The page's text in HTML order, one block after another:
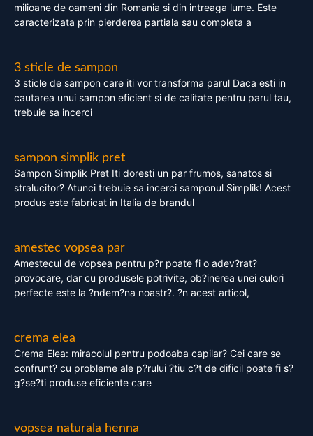
milioane de oameni din Romania si din intreaga lume. Este
caracterizata prin pierderea partiala sau completa a
3 sticle de sampon
3 sticle de sampon care iti vor transforma parul Daca esti in
cautarea unui sampon eficient si de calitate pentru parul tau,
trebuie sa incerci
sampon simplik pret
Sampon Simplik Pret Iti doresti un par frumos, sanatos si
stralucitor? Atunci trebuie sa incerci samponul Simplik! Acest
produs este fabricat in Italia de brandul
amestec vopsea par
Amestecul de vopsea pentru p?r poate fi o adev?rat?
provocare, dar cu produsele potrivite, ob?inerea unei culori
perfecte este la ?ndem?na noastr?. ?n acest articol,
crema elea
Crema Elea: miracolul pentru podoaba capilar? Cei care se
confrunt? cu probleme ale p?rului ?tiu c?t de dificil poate fi s?
g?se?ti produse eficiente care
vopsea naturala henna